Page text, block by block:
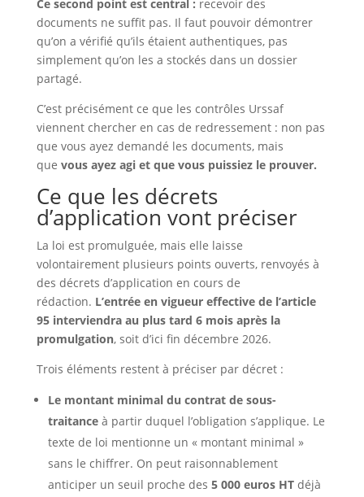
Ce second point est central : recevoir des
documents ne suffit pas. Il faut pouvoir démontrer
qu’on a vérifié qu’ils étaient authentiques, pas
simplement qu’on les a stockés dans un dossier
partagé.
C’est précisément ce que les contrôles Urssaf
viennent chercher en cas de redressement : non pas
que vous ayez demandé les documents, mais
que vous ayez agi et que vous puissiez le prouver.
Ce que les décrets
d’application vont préciser
La loi est promulguée, mais elle laisse
volontairement plusieurs points ouverts, renvoyés à
des décrets d’application en cours de
rédaction. L’entrée en vigueur effective de l’article
95 interviendra au plus tard 6 mois après la
promulgation, soit d’ici fin décembre 2026.
Trois éléments restent à préciser par décret :
Le montant minimal du contrat de sous-
traitanceà partir duquel l’obligation s’applique. Le
texte de loi mentionne un « montant minimal »
sans le chiffrer. On peut raisonnablement
anticiper un seuil proche des 5 000 euros HTdéjà